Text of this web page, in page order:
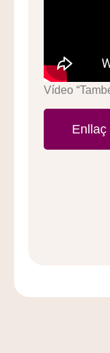
Vídeo